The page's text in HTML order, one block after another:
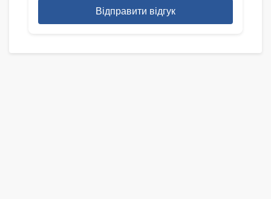
Відправити відгук